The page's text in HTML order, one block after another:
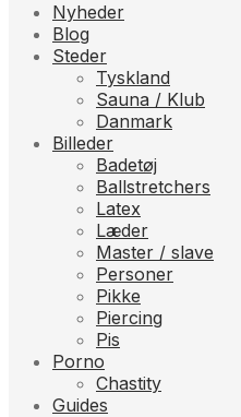
Nyheder
Blog
Steder
Tyskland
Sauna / Klub
Danmark
Billeder
Badetøj
Ballstretchers
Latex
Læder
Master / slave
Personer
Pikke
Piercing
Pis
Porno
Chastity
Guides